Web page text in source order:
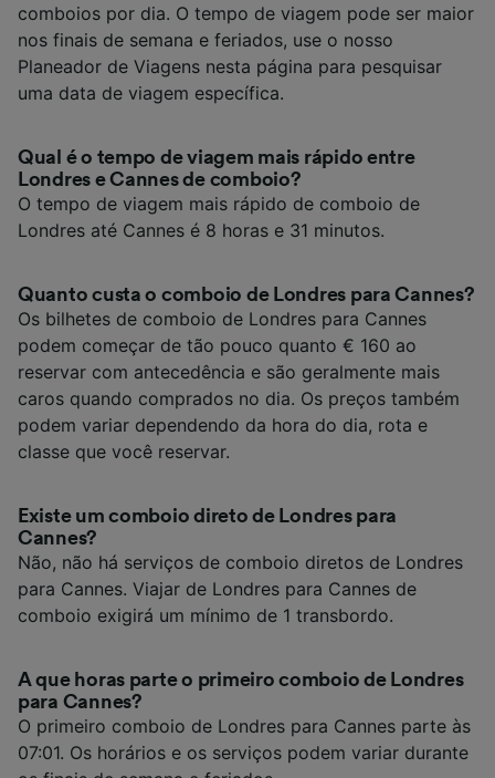
comboios por dia. O tempo de viagem pode ser maior
nos finais de semana e feriados, use o nosso
Planeador de Viagens nesta página para pesquisar
uma data de viagem específica.
Qual é o tempo de viagem mais rápido entre
Londres e Cannes de comboio?
O tempo de viagem mais rápido de comboio de
Londres até Cannes é 8 horas e 31 minutos.
Quanto custa o comboio de Londres para Cannes?
Os bilhetes de comboio de Londres para Cannes
podem começar de tão pouco quanto € 160 ao
reservar com antecedência e são geralmente mais
caros quando comprados no dia. Os preços também
podem variar dependendo da hora do dia, rota e
classe que você reservar.
Existe um comboio direto de Londres para
Cannes?
Não, não há serviços de comboio diretos de Londres
para Cannes. Viajar de Londres para Cannes de
comboio exigirá um mínimo de 1 transbordo.
A que horas parte o primeiro comboio de Londres
para Cannes?
O primeiro comboio de Londres para Cannes parte às
07:01. Os horários e os serviços podem variar durante